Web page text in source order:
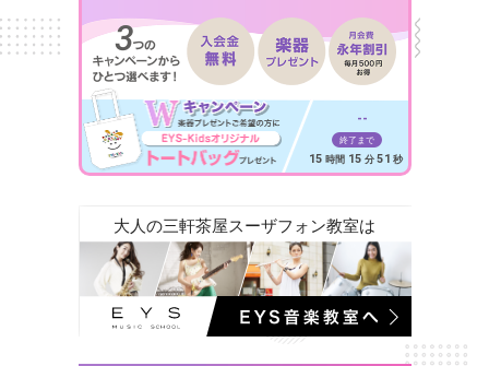
--
終了まで
15 時間 15 分 49 秒
大人の三軒茶屋スーザフォン教室は